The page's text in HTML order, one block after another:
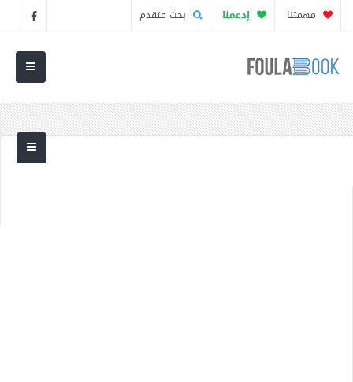
مهمتنا إدعمنا بحث متقدم